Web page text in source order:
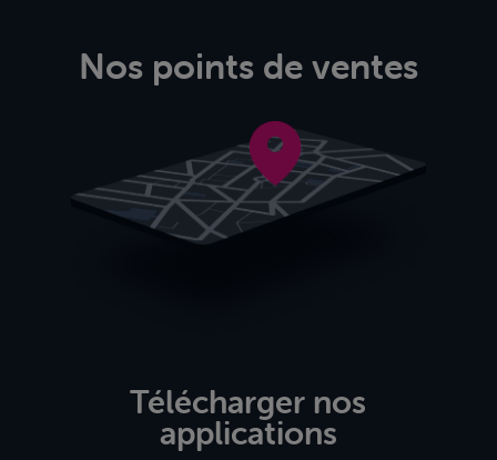
Nos points de ventes
Télécharger nos
applications